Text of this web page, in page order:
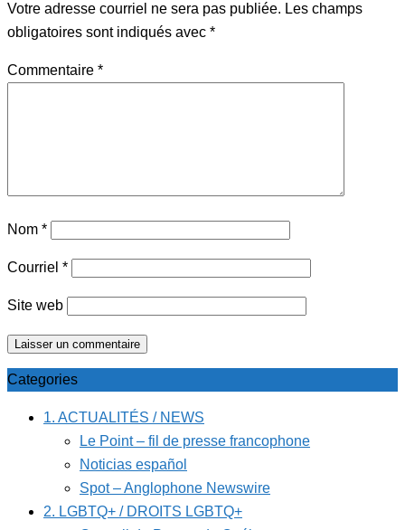
Votre adresse courriel ne sera pas publiée. Les champs
obligatoires sont indiqués avec *
Commentaire *
Nom *
Courriel *
Site web
Categories
1. ACTUALITÉS / NEWS
Le Point – fil de presse francophone
Noticias español
Spot – Anglophone Newswire
2. LGBTQ+ / DROITS LGBTQ+